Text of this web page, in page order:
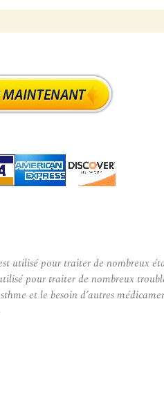
utilisé pour traiter de nombreux
pour traiter de nombreux
et le besoin d’autres